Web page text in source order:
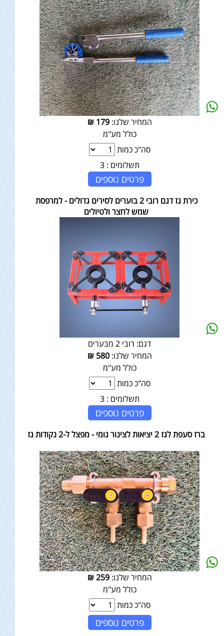
המחיר שלנו:179
₪
כולל מע"מ
סה"כ כמות
תשלומים : 3
פרטים נוספים
כירת גז דגם רובי 2 בוערים לסירים גדולים - למרפסת
שמש לחצר ולטיולים
דגם: רובי 2 מבערים
המחיר שלנו:580
₪
כולל מע"מ
סה"כ כמות
תשלומים : 3
פרטים נוספים
ברז סעפת לגז 2 יציאות לצינור גומי - מפצל ל-2 נקודות גז
המחיר שלנו:259
₪
כולל מע"מ
סה"כ כמות
פרטים נוספים